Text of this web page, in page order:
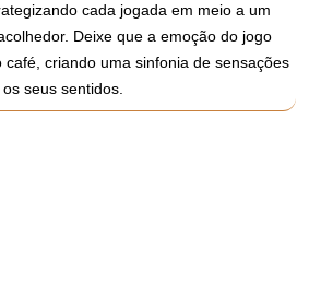
cada jogada em meio a um
Deixe que a emoção do jogo
criando uma sinfonia de sensações
seus sentidos.